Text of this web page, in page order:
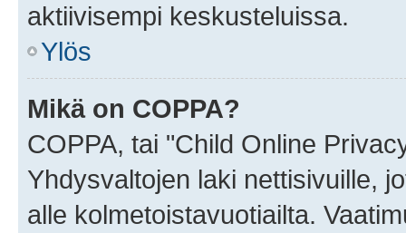
aktiivisempi keskusteluissa.
Ylös
Mikä on COPPA?
COPPA, tai "Child Online
Yhdysvaltojen laki nettisivuille,
alle kolmetoistavuotiailta.